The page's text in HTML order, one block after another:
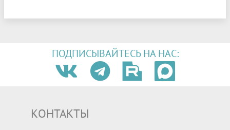
ПОДПИСЫВАЙТЕСЬ НА НАС:
КОНТАКТЫ